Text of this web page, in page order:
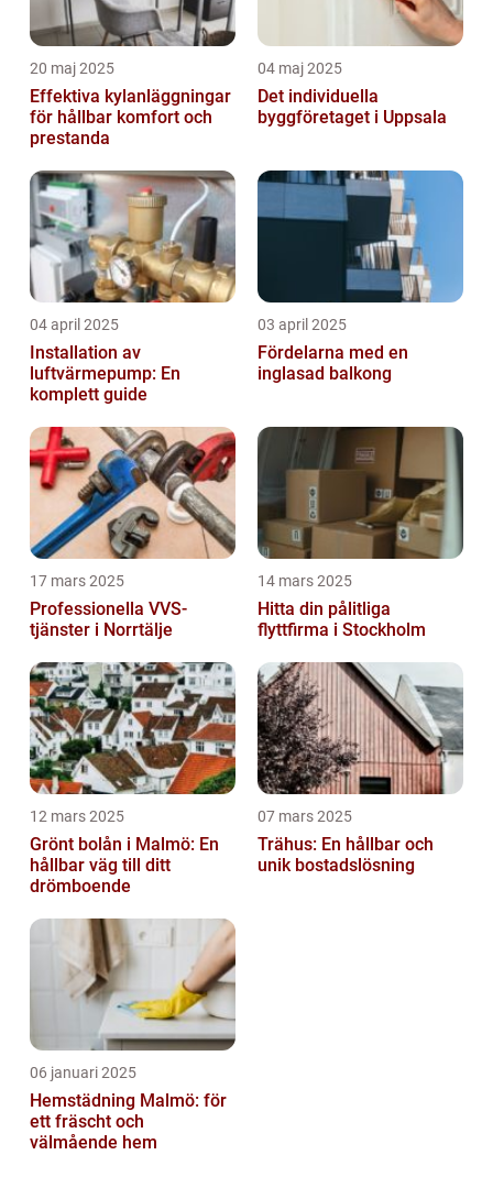
20 maj 2025
Effektiva kylanläggningar
för hållbar komfort och
prestanda
04 maj 2025
Det individuella
byggföretaget i Uppsala
04 april 2025
Installation av
luftvärmepump: En
komplett guide
03 april 2025
Fördelarna med en
inglasad balkong
17 mars 2025
Professionella VVS-
tjänster i Norrtälje
14 mars 2025
Hitta din pålitliga
flyttfirma i Stockholm
12 mars 2025
Grönt bolån i Malmö: En
hållbar väg till ditt
drömboende
07 mars 2025
Trähus: En hållbar och
unik bostadslösning
06 januari 2025
Hemstädning Malmö: för
ett fräscht och
välmående hem